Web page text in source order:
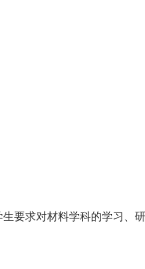
要求对材料学科的学习、